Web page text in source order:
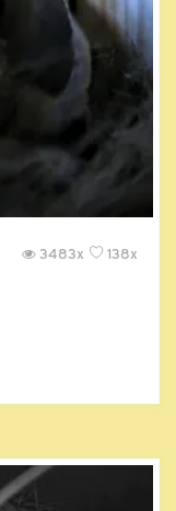
138x
3483x